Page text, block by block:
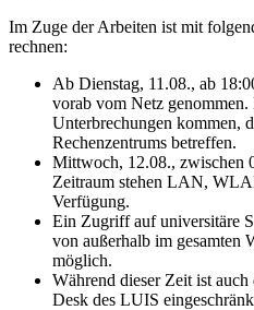
Im Zuge der Arbeiten ist mit
rechnen:
Ab Dienstag, 11.08., ab
vorab vom Netz genommen.
Unterbrechungen kommen,
Rechenzentrums betreffen.
Mittwoch, 12.08., zwischen
Zeitraum stehen LAN,
Verfügung.
Ein Zugriff auf universitäre
von außerhalb im gesamten
möglich.
Während dieser Zeit ist
Desk des LUIS